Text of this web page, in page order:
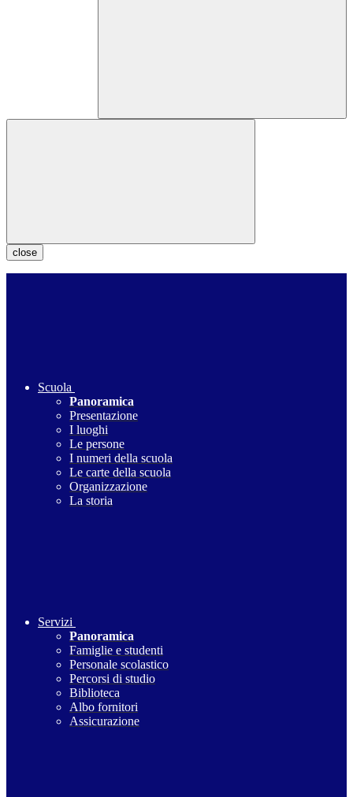
close
Scuola
Panoramica
Presentazione
I luoghi
Le persone
I numeri della scuola
Le carte della scuola
Organizzazione
La storia
Servizi
Panoramica
Famiglie e studenti
Personale scolastico
Percorsi di studio
Biblioteca
Albo fornitori
Assicurazione